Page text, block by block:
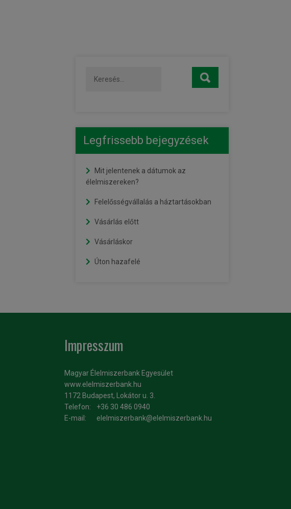
Legfrissebb bejegyzések
Mit jelentenek a dátumok az
élelmiszereken?
Felelősségvállalás a háztartásokban
Vásárlás előtt
Vásárláskor
Úton hazafelé
Impresszum
Magyar Élelmiszerbank Egyesület
www.elelmiszerbank.hu
1172 Budapest, Lokátor u. 3.
Telefon:
+36 30 486 0940
E-mail:
elelmiszerbank@elelmiszerbank.hu